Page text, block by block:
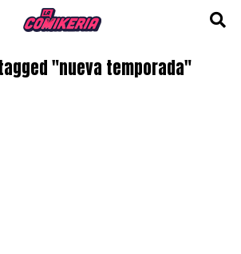
"nueva temporada"